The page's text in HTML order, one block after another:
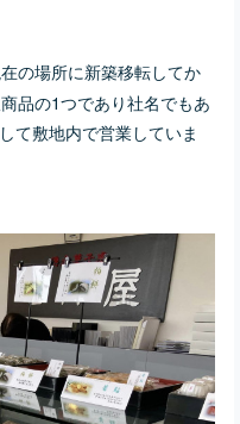
の場所に新築移転してか
品の1つであり社名でもあ
て敷地内で営業していま